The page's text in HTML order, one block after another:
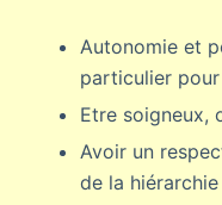
Autonomie et
particulier
Etre
Avoir un
de la